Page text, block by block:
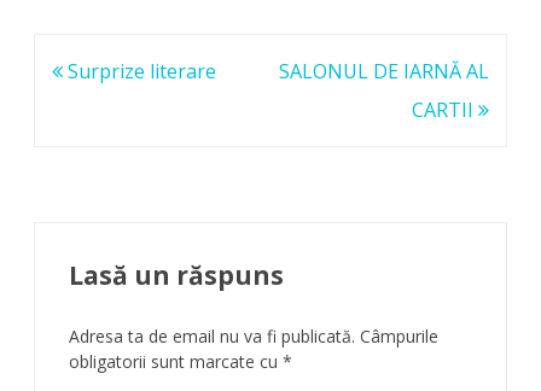
Navigare
Surprize literare
SALONUL DE IARNĂ AL
CARTII
Lasă un răspuns
Adresa ta de email nu va fi publicată. Câmpurile
obligatorii sunt marcate cu *